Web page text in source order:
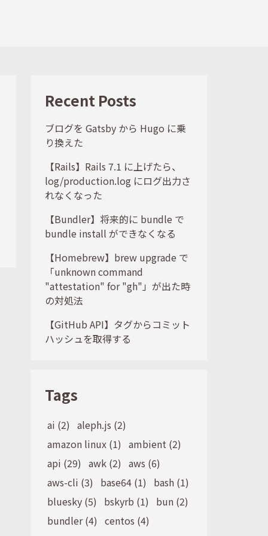
Recent Posts
ブログを Gatsby から Hugo に乗
り換えた
【Rails】Rails 7.1 に上げたら、
log/production.log にログ出力さ
れなくなった
【Bundler】将来的に bundle で
bundle install ができなくなる
【Homebrew】brew upgrade で
「unknown command
"attestation" for "gh"」が出た時
の対処法
【GitHub API】タグからコミット
ハッシュを取得する
Tags
ai (2) aleph.js (2)
amazon linux (1) ambient (2)
api (29) awk (2) aws (6)
aws-cli (3)
base64 (1)
bash (1)
bluesky (5)
bskyrb (1)
bun (2)
bundler (4) centos (4)